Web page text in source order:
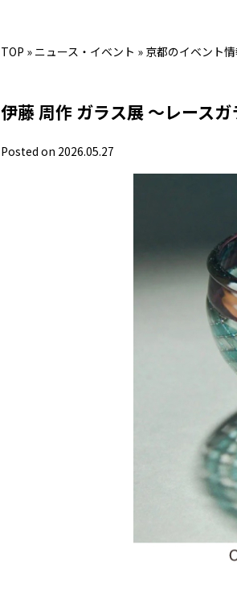
TOP » ニュース・イベント » 京都のイベント
伊藤 周作 ガラス展 〜レース
Posted on 2026.05.27